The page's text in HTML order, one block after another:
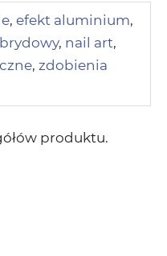
, efekt aluminium,
, nail art,
, zdobienia
produktu.